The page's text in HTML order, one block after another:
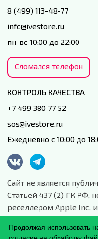
8 (499) 113-48-77
info@ivestore.ru
пн-вс 10:00 до 22:00
Сломался телефон
КОНТРОЛЬ КАЧЕСТВА
+7 499 380 77 52
sos@ivestore.ru
Ежедневно с 10:00 до
Сайт не является
Статьей 437 (2) ГК РФ,
реселлером Apple Inc.
данной компании и ее
Сайт носит сугубо
Продолжая использовать